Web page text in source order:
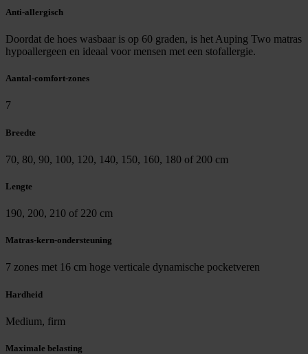
Anti-allergisch
Doordat de hoes wasbaar is op 60 graden, is het Auping Two matras
hypoallergeen en ideaal voor mensen met een stofallergie.
Aantal-comfort-zones
7
Breedte
70, 80, 90, 100, 120, 140, 150, 160, 180 of 200 cm
Lengte
190, 200, 210 of 220 cm
Matras-kern-ondersteuning
7 zones met 16 cm hoge verticale dynamische pocketveren
Hardheid
Medium, firm
Maximale belasting